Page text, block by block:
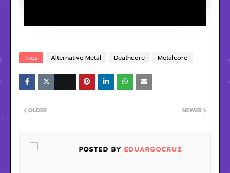
Tags Alternative Metal Deathcore Metalcore
NEWER
OLDER
POSTED BY EDUARGOCRUZ